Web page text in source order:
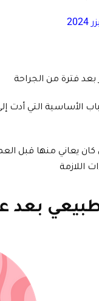
فترة من الجراحة
كان يعاني منها قبل
اللازمة
بعد